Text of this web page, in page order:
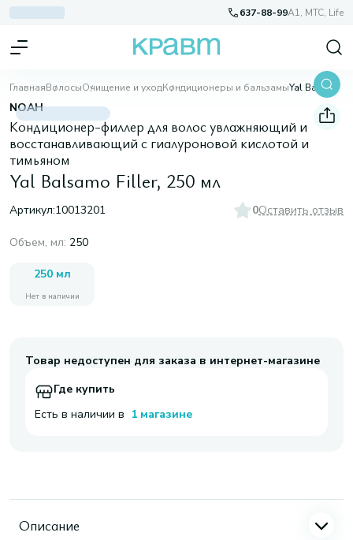
637-88-99A1, МТС, Life
ГлавнаяВолосыОчищение и уходКондиционеры и бальзамы Yal Balsamo Filler, 250 мл
NOAH
Кондиционер-филлер для волос увлажняющий и
восстанавливающий с гиалуроновой кислотой и
тимьяном
Yal Balsamo Filler, 250 мл
Артикул:10013201 0Оставить отзыв
Объем, мл: 250
250 мл
Нет в наличии
Товар недоступен для заказа в интернет-магазине
Где купить
Есть в наличии в 1 магазине
Описание